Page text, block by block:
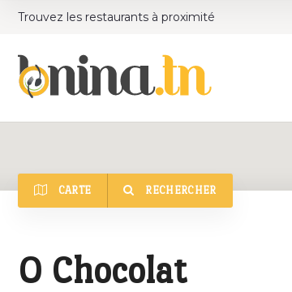
Trouvez les restaurants à proximité
CARTE RECHERCHER
O Chocolat